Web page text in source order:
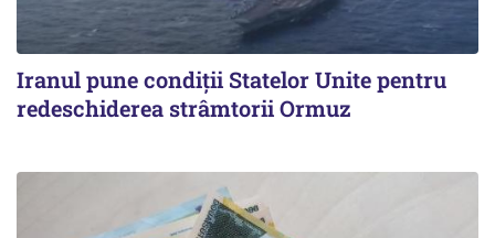
Iranul pune condiții Statelor Unite pentru
redeschiderea strâmtorii Ormuz